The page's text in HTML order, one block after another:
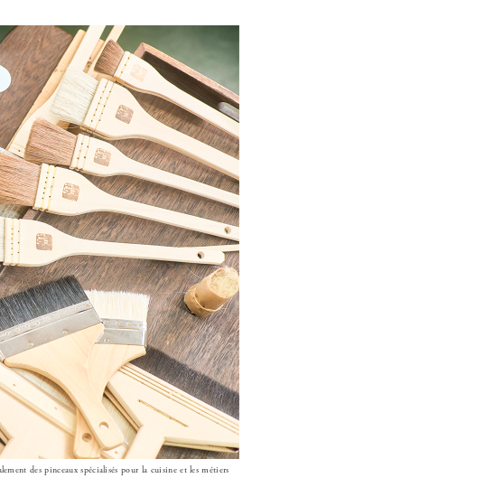
des pinceaux spécialisés pour la cuisine et les métiers